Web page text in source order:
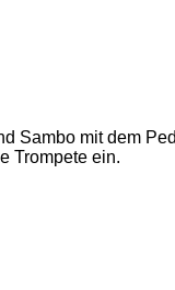
Sambo mit dem
Trompete ein.